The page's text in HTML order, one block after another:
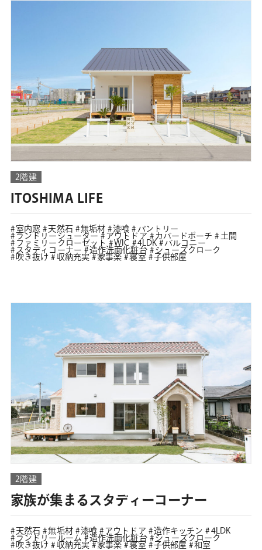
2階建
ITOSHIMA LIFE
室内窓 天然石 無垢材 漆喰
パントリー
ランドリーシューター
アウトドア カバードポーチ
土間
ファミリークローゼット
WIC 4LDK
バルコニー
スタディコーナー
造作洗面化粧台
シューズクローク
吹き抜け
収納充実 家事楽 寝室 子供部屋
2階建
家族が集まるスタディーコーナー
天然石 無垢材 漆喰 アウトドア 造作キッチン
4LDK
ランドリールーム
造作洗面化粧台
シューズクローク
吹き抜け
収納充実 家事楽 寝室 子供部屋 和室